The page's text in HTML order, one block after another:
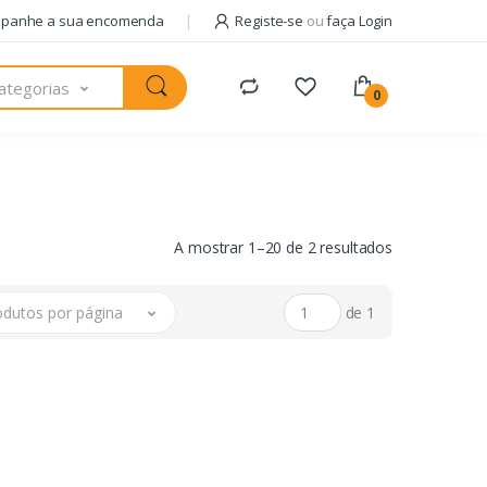
a sua encomenda Registe-se oufaça Login
0
A mostrar 1–20 de 2 resultados
por página de 1